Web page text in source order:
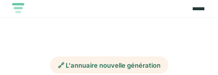
🔗 L'annuaire nouvelle génération